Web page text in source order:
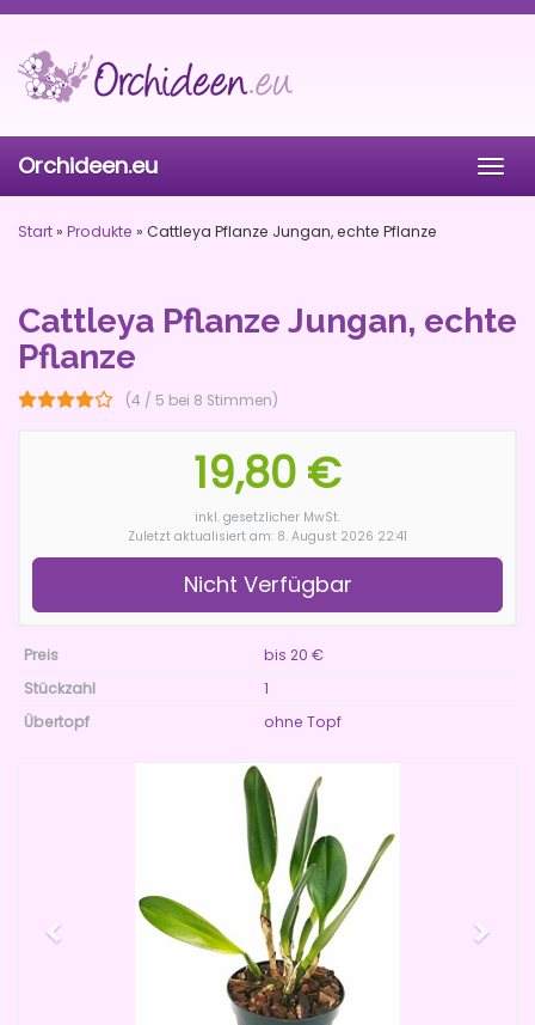
Skip
main
content
Orchideen.eu
Start» Produkte » Cattleya Pflanze Jungan, echte Pflanze
Cattleya Pflanze Jungan, echte
Pflanze
(4 / 5 bei 8 Stimmen)
19,80 €
inkl. gesetzlicher MwSt.
Zuletzt aktualisiert am: 8. August 2026 22:41
Nicht Verfügbar
Preis
bis 20 €
Stückzahl
1
Übertopf
ohne Topf